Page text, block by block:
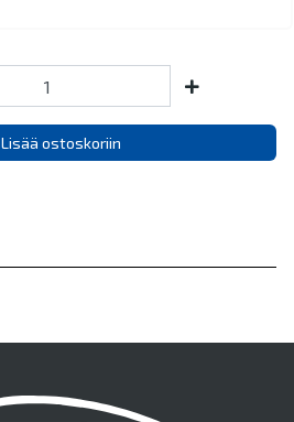
Lisää ostoskoriin